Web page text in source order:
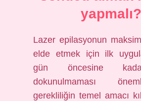
yapmalı?
Lazer epilasyonun
elde etmek için ilk
gün öncesine
dokunulmaması
gerekliliğin temel amacı